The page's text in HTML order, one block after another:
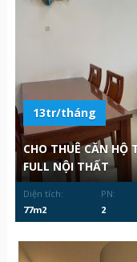
13tr/tháng
CHO THUÊ CĂN HỘ
FULL NỘI THẤT
Diện tích:
77m2
PN:
2